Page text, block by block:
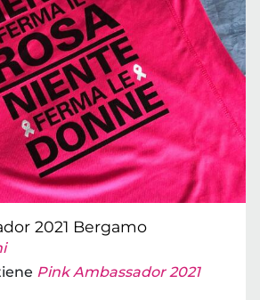
2021 Bergamo
Pink Ambassador 2021